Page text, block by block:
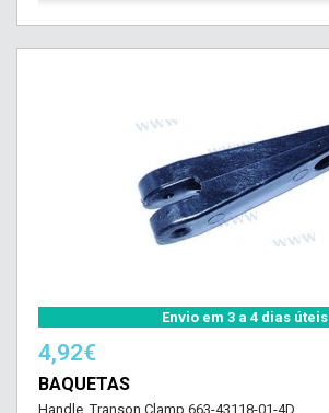
Envio em 3 a 4 dias úteis
4,92€
BAQUETAS
Handle, Transon Clamp 663-43118-01-4D